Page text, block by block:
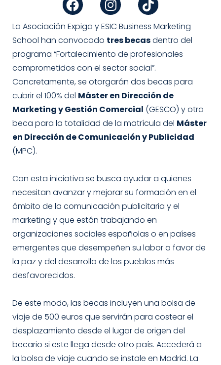
c
e
b
o
o
k
s
t
a
g
r
a
m
k
t
o
k
La Asociación Expiga y ESIC Business Marketing
School han convocado tres becasdentro del
programa “Fortalecimiento de profesionales
comprometidos con el sector social”.
Concretamente, se otorgarán dos becas para
cubrir el 100% del Máster en Dirección de
Marketing y Gestión Comercial (GESCO) y otra
beca para la totalidad de la matrícula del Máster
en Dirección de Comunicación y Publicidad
(MPC).
Con esta iniciativa se busca ayudar a quienes
necesitan avanzar y mejorar su formación en el
ámbito de la comunicación publicitaria y el
marketing y que están trabajando en
organizaciones sociales españolas o en países
emergentes que desempeñen su labor a favor de
la paz y del desarrollo de los pueblos más
desfavorecidos.
De este modo, las becas incluyen una bolsa de
viaje de 500 euros que servirán para costear el
desplazamiento desde el lugar de origen del
becario si este llega desde otro país. Accederá a
la bolsa de viaje cuando se instale en Madrid. La